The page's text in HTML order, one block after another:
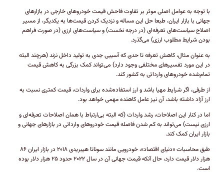
با توجه به عوامل اصلی موثر بر تفاوت فاحش قیمت خودرو‌های خارجی در بازار‌های
جهانی با بازار ایران، طبعا حل این مساله و نزدیک کردن قیمت‌ها به یکدیگر، از مسیر
اصلاح سیاست‌های تعرفه‌ای (در درجه نخست) و سیاست‌های ارزی (در صورت فراهم
بودن شرایط مطلوب ارزی) می‌گذرد.
به عنوان مثال، کاهش تعرفه تا حدی که آسیبی جدی به تولید داخل نزند (هرچند البته
در این مورد تفسیر‌های مختلفی وجود دارد) می‌تواند کمک بزرگی به کاهش قیمت
تمام‌شده خودرو‌های وارداتی به کشور کند.
از طرفی، اگر شرایط مهیا باشد و ارز استفاده‌شده برای واردات، قیمت کمتری نسبت به
ارز آزاد داشته باشد، آن نیز عامل کاهنده مهمی خواهد بود.
اما در کنار این اصلاحات، رشد واردات (که البته بی‌ارتباط با همان اصلاحات تعرفه‌ای و
ارزی نیست) می‌تواند به کم شدن فاصله قیمت خودرو‌های وارداتی در بازار‌های جهانی و
بازار ایران کمک کند.
طبق محاسبات «دنیای اقتصاد»، خودرویی مانند سوناتا هیبریدی ۲۰۱۸ در بازار ایران ۸۶
هزار دلار قیمت دارد، حال آنکه قیمت جهانی آن در سال ۲۰۲۲ حدود ۲۵ هزار دلار بوده
است.